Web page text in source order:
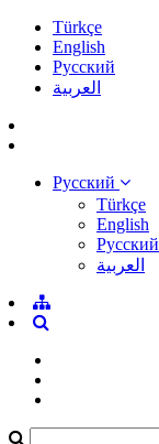
Türkçe
English
Pусский
العربية
Pусский
Türkçe
English
Pусский
العربية